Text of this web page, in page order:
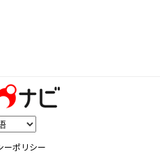
ーポリシー